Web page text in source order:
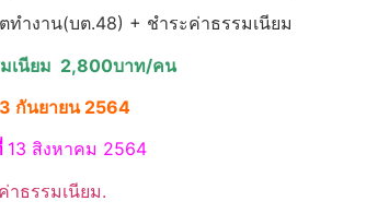
ำงาน(บต.48) + ชำระค่าธรรมเนียม
เนียม 2,800บาท/คน
กันยายน 2564
13 สิงหาคม 2564